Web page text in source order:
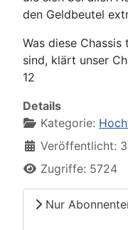
den Geldbeutel
Was diese
sind, klärt unser
12
Details
Kategorie:
Veröffentlicht:
Zugriffe: 5724
Nur